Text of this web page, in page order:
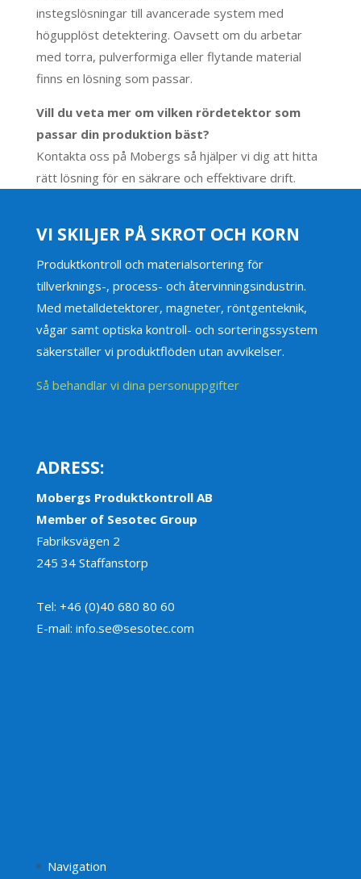
instegslösningar till avancerade system med
högupplöst detektering. Oavsett om du arbetar
med torra, pulverformiga eller flytande material
finns en lösning som passar.
Vill du veta mer om vilken rördetektor som
passar din produktion bäst?
Kontakta oss på Mobergs så hjälper vi dig att hitta
rätt lösning för en säkrare och effektivare drift.
VI SKILJER PÅ SKROT OCH KORN
Produktkontroll och materialsortering för
tillverknings-, process- och återvinningsindustrin.
Med metalldetektorer, magneter, röntgenteknik,
vågar samt optiska kontroll- och sorteringssystem
säkerställer vi produktflöden utan avvikelser.
Så behandlar vi dina personuppgifter
ADRESS:
Mobergs Produktkontroll AB
Member of Sesotec Group
Fabriksvägen 2
245 34 Staffanstorp
Tel: +46 (0)40 680 80 60
E-mail: info.se@sesotec.com
Navigation